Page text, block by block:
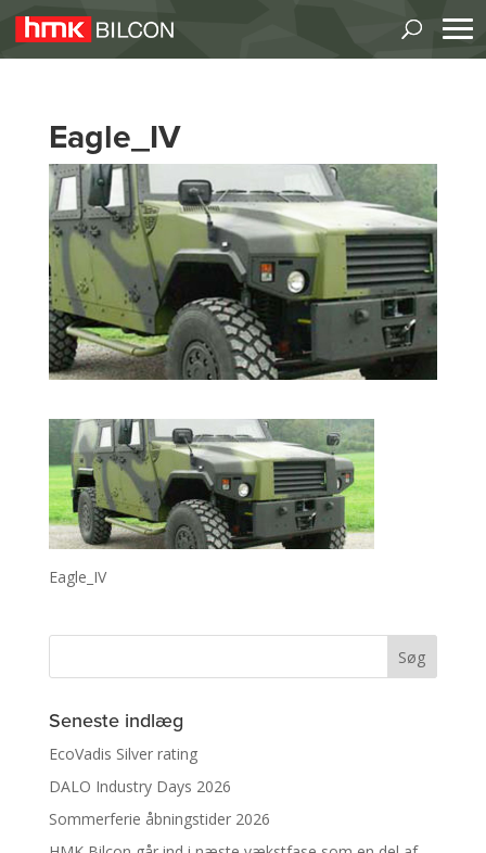
Eagle_IV
Eagle_IV
Seneste indlæg
EcoVadis Silver rating
DALO Industry Days 2026
Sommerferie åbningstider 2026